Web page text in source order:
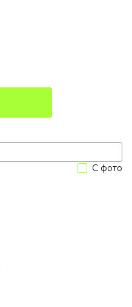
С фото